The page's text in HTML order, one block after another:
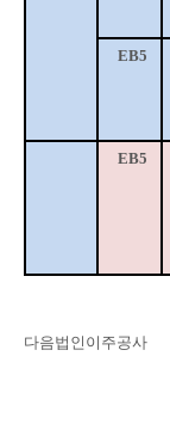
EB5
EB5
다음법인이주공사